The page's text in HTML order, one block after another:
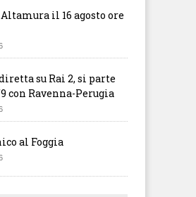
il 16 agosto ore
su Rai 2, si parte
con Ravenna-Perugia
al Foggia